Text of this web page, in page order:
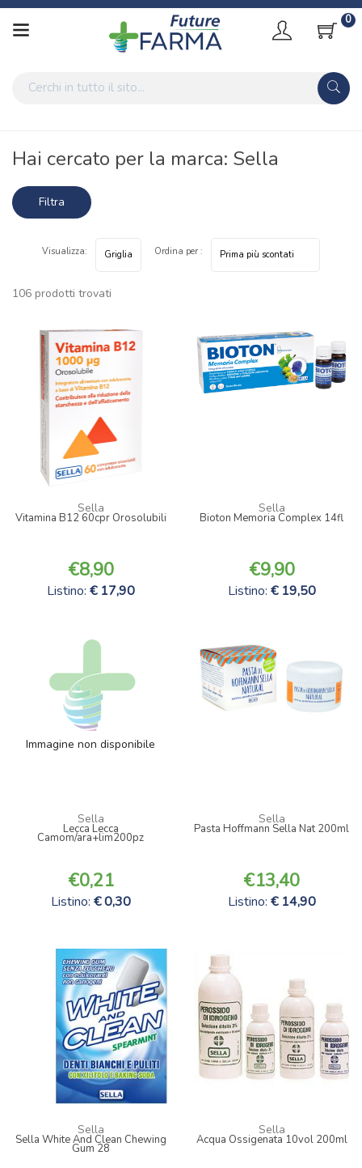
0
Home Marche parafarmaci Sella
Hai cercato per la marca: Sella
Filtra
106 prodotti trovati
Visualizza: Ordina per :
Sella
Vitamina B12 60cpr Orosolubili
8,90
Listino: 17,90
Sella
Bioton Memoria Complex 14fl
9,90
Listino: 19,50
Immagine non disponibile
Sella
Lecca Lecca
Camom/ara+lim200pz
0,21
Listino: 0,30
Sella
Pasta Hoffmann Sella Nat 200ml
13,40
Listino: 14,90
Sella
Sella White And Clean Chewing
Gum 28
Sella
Acqua Ossigenata 10vol 200ml